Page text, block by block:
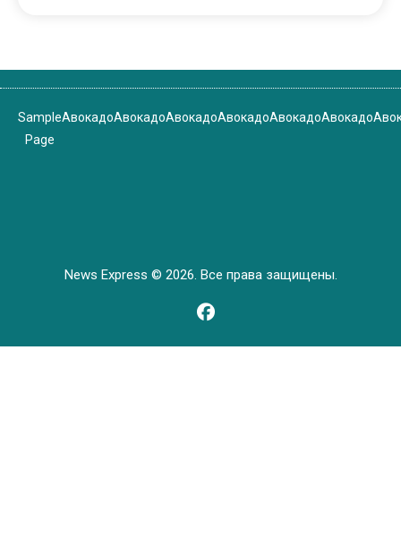
Sample
Page
АвокадоАвокадоАвокадоАвокадоАвокадоАвокадо
News Express © 2026. Все права защищены.